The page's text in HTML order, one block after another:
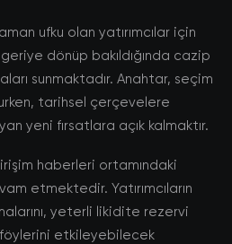
ufku olan yatırımcılar için
dönüp bakıldığında cazip
sunmaktadır. Anahtar, seçim
tarihsel çerçevelere
yeni fırsatlara açık kalmaktır.
haberleri ortamındaki
etmektedir. Yatırımcıların
yeterli likidite rezervi
etkileyebilecek